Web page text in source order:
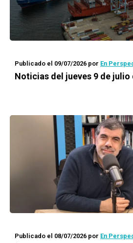
Publicado el 09/07/2026 por En
Noticias del jueves 9 de julio
Publicado el 08/07/2026 por En